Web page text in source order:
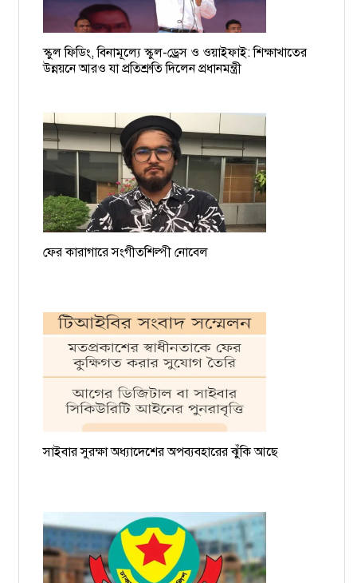
১৯ বাংলাদেশি নাবিকের বিরুদ্ধে গ্রেপ্তারি পরোয়ানা
ময়মনসিংহের সমন্বয়ক আশিকুরকে হত্যার হুমকি, থানায় জিডি
স্কুল ফিডিং, বিনামূল্যে স্কুল-ড্রেস ও ওয়াইফাই: শিক্ষাখাতের
উন্নয়নে আরও যা প্রতিশ্রুতি দিলেন প্রধানমন্ত্রী
ফের কারাগারে সংগীতশিল্পী নোবেল
সাইবার সুরক্ষা অধ্যাদেশের অপব্যবহারের ঝুঁকি আছে